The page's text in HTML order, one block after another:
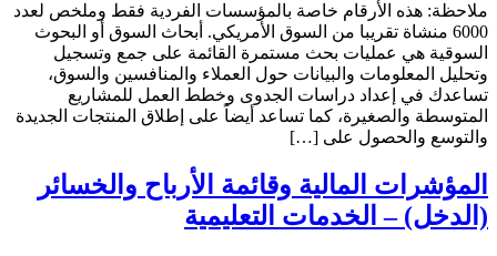
ملاحظة: هذه الأرقام خاصة بالمؤسسات الفردية فقط وملخص لعدد
6000 منشاة تقريبا من السوق الأمريكي. أبحاث السوق أو البحوث
السوقية هي عمليات بحث مستمرة القائمة على جمع وتسجيل
وتحليل المعلومات والبيانات حول العملاء والمنافسين والسوق،
تساعدك في إعداد دراسات الجدوى وخطط العمل للمشاريع
المتوسطة والصغيرة، كما تساعد أيضاً على إطلاق المنتجات الجديدة
والتوسع والحصول على […]
المؤشرات المالية وقائمة الأرباح والخسائر
(الدخل) – الخدمات التعليمية